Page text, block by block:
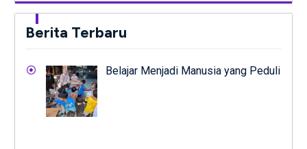
Berita Terbaru
Belajar Menjadi Manusia yang Peduli